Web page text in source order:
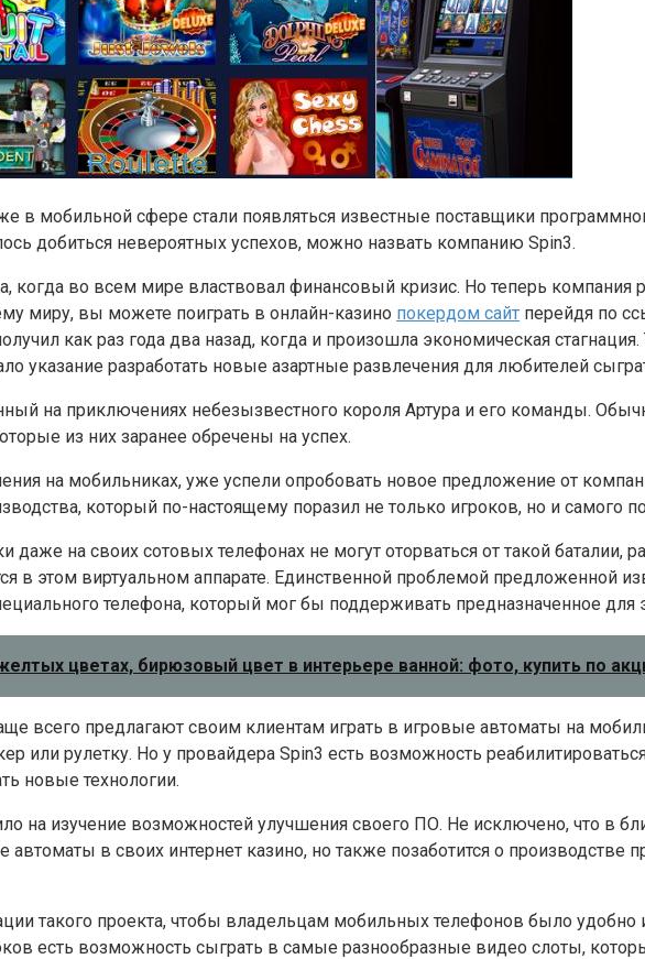
в мобильной сфере стали появляться известные поставщики
добиться невероятных успехов, можно назвать компанию Spin3.
во всем мире властвовал финансовый кризис. Но теперь компания
миру, вы можете поиграть в онлайн-казино покердом сайт перейдя по
как раз года два назад, когда и произошла экономическая
указание разработать новые азартные развлечения для любителей
на приключениях небезызвестного короля Артура и его команды.
из них заранее обречены на успех.
на мобильниках, уже успели опробовать новое предложение от
который по-настоящему поразил не только игроков, но и самого
даже на своих сотовых телефонах не могут оторваться от такой баталии,
в этом виртуальном аппарате. Единственной проблемой предложенной
телефона, который мог бы поддерживать предназначенное для
цветах, бирюзовый цвет в интерьере ванной: фото, купить по
всего предлагают своим клиентам играть в игровые автоматы на
или рулетку. Но у провайдера Spin3 есть возможность
новые технологии.
на изучение возможностей улучшения своего ПО. Не исключено, что в
в своих интернет казино, но также позаботится о производстве
такого проекта, чтобы владельцам мобильных телефонов было
есть возможность сыграть в самые разнообразные видео слоты,